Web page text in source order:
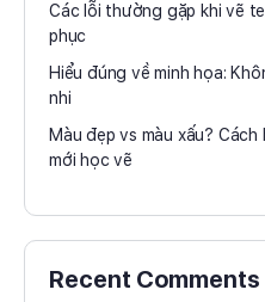
Các lỗi thường gặp khi vẽ
phục
Hiểu đúng về minh họa:
nhi
Màu đẹp vs màu xấu?
mới học vẽ
Recent Comments